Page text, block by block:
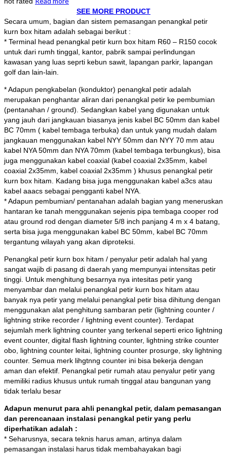
SEE MORE PRODUCT
Secara umum, bagian dan sistem pemasangan penangkal petir
kurn box hitam adalah sebagai berikut :
* Terminal head penangkal petir kurn box hitam R60 – R150 cocok
untuk dari rumh tinggal, kantor, pabrik sampai perlindungan
kawasan yang luas seprti kebun sawit, lapangan parkir, lapangan
golf dan lain-lain.
* Adapun pengkabelan (konduktor) penangkal petir adalah
merupakan penghantar aliran dari penangkal petir ke pembumian
(pentanahan / ground). Sedangkan kabel yang digunakan untuk
yang jauh dari jangkauan biasanya jenis kabel BC 50mm dan kabel
BC 70mm ( kabel tembaga terbuka) dan untuk yang mudah dalam
jangkauan menggunakan kabel NYY 50mm dan NYY 70 mm atau
kabel NYA 50mm dan NYA 70mm (kabel tembaga terbungkus), bisa
juga menggunakan kabel coaxial (kabel coaxial 2x35mm, kabel
coaxial 2x35mm, kabel coaxial 2x35mm ) khusus penangkal petir
kurn box hitam. Kadang bisa juga menggunakan kabel a3cs atau
kabel aaacs sebagai pengganti kabel NYA.
* Adapun pembumian/ pentanahan adalah bagian yang meneruskan
hantaran ke tanah menggunakan sejenis pipa tembaga cooper rod
atau ground rod dengan diameter 5/8 inch panjang 4 m x 4 batang,
serta bisa juga menggunakan kabel BC 50mm, kabel BC 70mm
tergantung wilayah yang akan diproteksi.
Penangkal petir kurn box hitam / penyalur petir adalah hal yang
sangat wajib di pasang di daerah yang mempunyai intensitas petir
tinggi. Untuk menghitung besarnya nya intesitas petir yang
menyambar dan melalui penangkal petir kurn box hitam atau
banyak nya petir yang melalui penangkal petir bisa dihitung dengan
menggunakan alat penghitung sambaran petir (lightning counter /
lightning strike recorder / lightning event counter). Terdapat
sejumlah merk lightning counter yang terkenal seperti erico lightning
event counter, digital flash lightning counter, lightning strike counter
obo, lightning counter leitai, lightning counter prosurge, sky lightning
counter. Semua merk lihgtnng counter ini bisa bekerja dengan
aman dan efektif. Penangkal petir rumah atau penyalur petir yang
memiliki radius khusus untuk rumah tinggal atau bangunan yang
tidak terlalu besar
Adapun menurut para ahli penangkal petir, dalam pemasangan
dan perencanaan instalasi penangkal petir yang perlu
diperhatikan adalah :
* Seharusnya, secara teknis harus aman, artinya dalam
pemasangan instalasi harus tidak membahayakan bagi